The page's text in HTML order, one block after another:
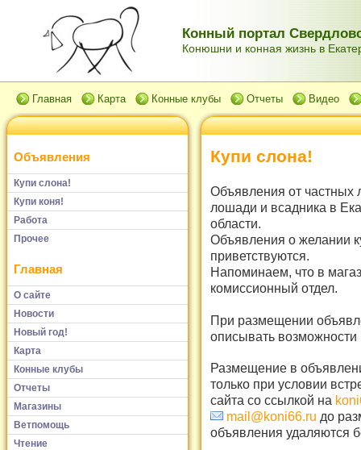
Конный портал
Конюшни и конная жизнь в
Главная Карта Конные клубы Отчеты Видео
Объявления
Купи слона!
Купи коня!
Работа
Прочее
Главная
О сайте
Новости
Новый год!
Карта
Конные клубы
Отчеты
Магазины
Ветпомощь
Чтение
Купи слона!
Объявления от частных
лошади и всадника в
области.
Объявления о желании
приветствуются.
Напоминаем, что в
комиссионный отдел.
При размещении
описывать возможности
Размещение в
только при условии
сайта со ссылкой на
mail@koni66.ru до
объявления удаляются